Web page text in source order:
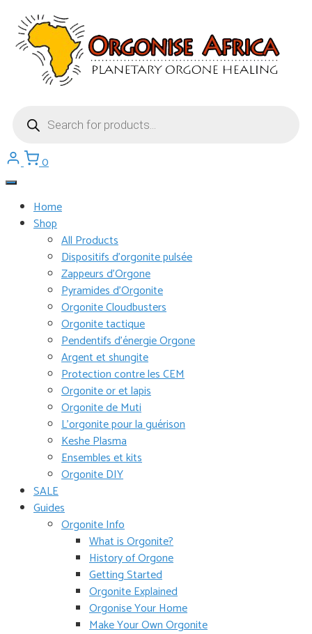
contenu
produits
0
Home
Shop
All Products
Dispositifs d’orgonite pulsée
Zappeurs d’Orgone
Pyramides d’Orgonite
Orgonite Cloudbusters
Orgonite tactique
Pendentifs d’énergie Orgone
Argent et shungite
Protection contre les CEM
Orgonite or et lapis
Orgonite de Muti
L’orgonite pour la guérison
Keshe Plasma
Ensembles et kits
Orgonite DIY
SALE
Guides
Orgonite Info
What is Orgonite?
History of Orgone
Getting Started
Orgonite Explained
Orgonise Your Home
Make Your Own Orgonite